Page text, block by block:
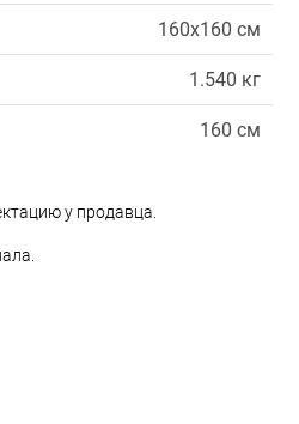
160х160 см
1.540 кг
160 см
у продавца.